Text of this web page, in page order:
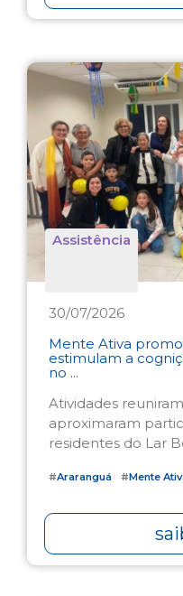
Assistência
30/07/2026
Mente Ativa
estimulam a
no ...
Atividades
aproximaram
residentes do Lar
#Araranguá #Mente